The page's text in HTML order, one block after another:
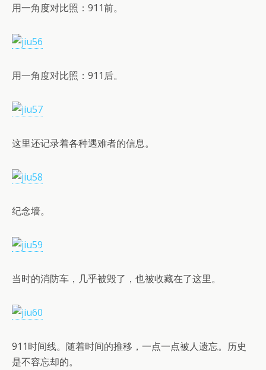
用一角度对比照：911前。
用一角度对比照：911后。
这里还记录着各种遇难者的信息。
纪念墙。
当时的消防车，几乎被毁了，也被收藏在了这里。
911时间线。随着时间的推移，一点一点被人遗忘。历史
是不容忘却的。